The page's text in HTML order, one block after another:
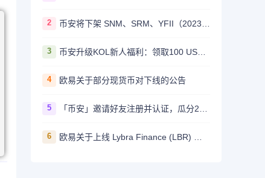
2
3 币安升级KOL新人福利：领取100 USDT迎新奖励
4 欧易关于部分现货币对下线的公告
5
6